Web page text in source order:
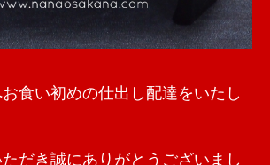
食い初めの仕出し配達をいたし
だき誠にありがとうございまし